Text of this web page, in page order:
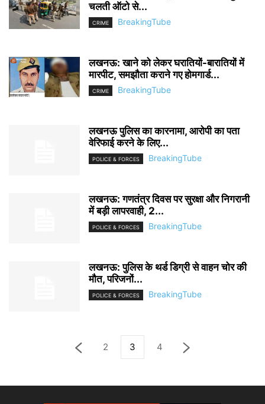
चलती ऑटो से...
CRIME BreakingTube
लखनऊ: खाने को लेकर घरातियों-बारातियों में
मारपीट, समझौता कराने गए होमगार्ड...
CRIME BreakingTube
लखनऊ पुलिस का कारनामा, आरोपी का पता
वेरिफाई करने के लिए...
POLICE & FORCES BreakingTube
लखनऊ: गणतंत्र दिवस पर सुरक्षा और निगरानी
में बड़ी लापरवाही, 2...
POLICE & FORCES BreakingTube
लखनऊ: पुलिस के थर्ड डिग्री से वाहन चोर की
मौत, परिजनों...
POLICE & FORCES BreakingTube
2 3 4